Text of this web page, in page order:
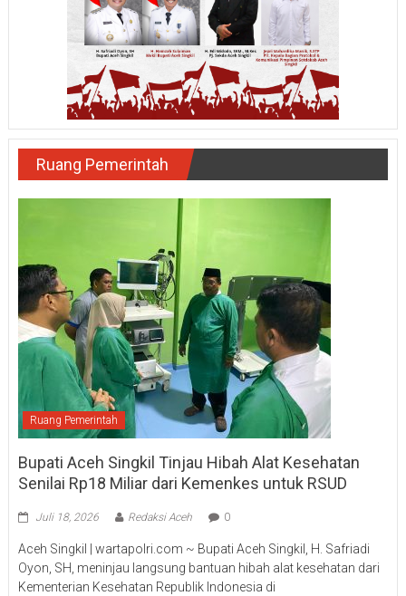
Ruang Pemerintah
Ruang Pemerintah
Bupati Aceh Singkil Tinjau Hibah Alat Kesehatan
Senilai Rp18 Miliar dari Kemenkes untuk RSUD
Juli 18, 2026 Redaksi Aceh 0
Aceh Singkil | wartapolri.com ~ Bupati Aceh Singkil, H. Safriadi
Oyon, SH, meninjau langsung bantuan hibah alat kesehatan dari
Kementerian Kesehatan Republik Indonesia di